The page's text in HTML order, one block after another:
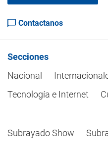
Contactanos
Secciones
Nacional
Tecnología e Internet
Subrayado Show